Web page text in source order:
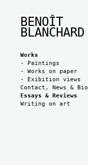
BENOÎT
BLANCHARD
Works
- Paintings
- Works on paper
- Exibition views
Contact, News & Bio
Essays & Reviews
Writing on art